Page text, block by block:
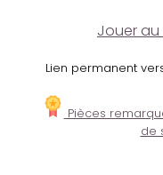
Jouer
Lien permanent
Pièces
de